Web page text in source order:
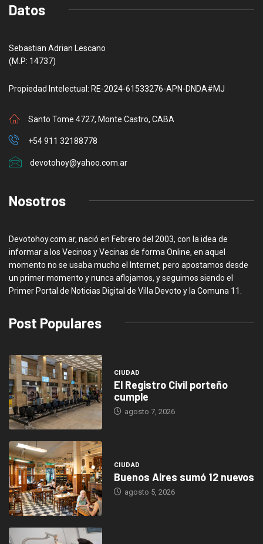
Datos
Sebastian Adrian Lescano
(M.P: 14737)
Propiedad Intelectual: RE-2024-61533276-APN-DNDA#MJ
Santo Tome 4727, Monte Castro, CABA
+54 911 32188778
devotohoy@yahoo.com.ar
Nosotros
Devotohoy.com.ar, nació en Febrero del 2003, con la idea de
informar a los Vecinos y Vecinas de forma Online, en aquel
momento no se usaba mucho el Internet, pero apostamos desde
un primer momento y nunca aflojamos, y seguimos siendo el
Primer Portal de Noticias Digital de Villa Devoto y la Comuna 11.
Post Populares
CIUDAD
El Registro Civil porteño
cumple
agosto 7, 2026
CIUDAD
Buenos Aires sumó 12 nuevos
agosto 5, 2026